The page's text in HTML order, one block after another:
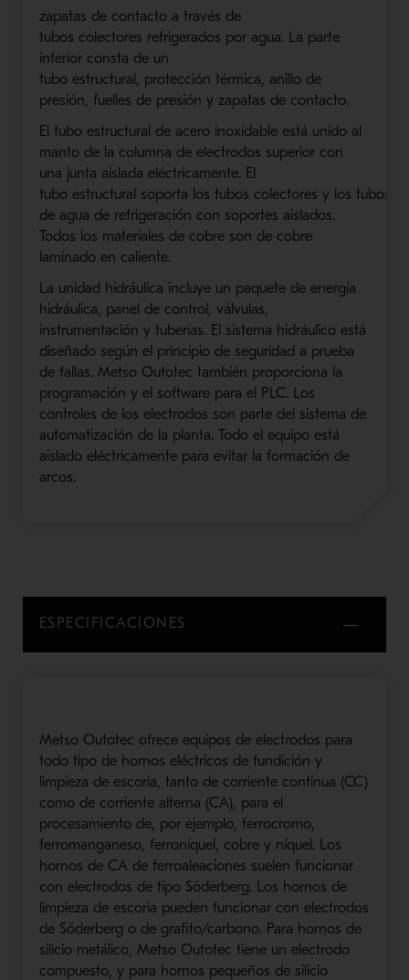
zapatas de contacto a través de
tubos colectores refrigerados por agua. La parte
inferior consta de un
tubo estructural , protección térmica, anillo de
presión, fuelles de presión y zapatas de contacto.
El tubo estructural de acero inoxidable está unido al
manto de la columna de electrodos superior con
una junta aislada eléctricamente. El
tubo estructural soporta los tubos colectores y los tubos
de agua de refrigeración con soportes aislados.
Todos los materiales de cobre son de cobre
laminado en caliente.
La unidad hidráulica incluye un paquete de energía
hidráulica, panel de control, válvulas,
instrumentación y tuberías. El sistema hidráulico está
diseñado según el principio de seguridad a prueba
de fallas. Metso Outotec también proporciona la
programación y el software para el PLC. Los
controles de los electrodos son parte del sistema de
automatización de la planta. Todo el equipo está
aislado eléctricamente para evitar la formación de
arcos.
ESPECIFICACIONES
Metso Outotec ofrece equipos de electrodos para
todo tipo de hornos eléctricos de fundición y
limpieza de escoria, tanto de corriente continua (CC)
como de corriente alterna (CA), para el
procesamiento de, por ejemplo, ferrocromo,
ferromanganeso, ferroníquel, cobre y níquel. Los
hornos de CA de ferroaleaciones suelen funcionar
con electrodos de tipo Söderberg. Los hornos de
limpieza de escoria pueden funcionar con electrodos
de Söderberg o de grafito/carbono. Para hornos de
silicio metálico, Metso Outotec tiene un electrodo
compuesto, y para hornos pequeños de silicio